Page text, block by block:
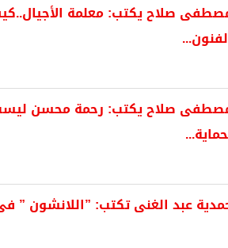
صلاح يكتب: معلمة
صلاح يكتب: رحمة محسن ليست
عبد الغنى تكتب: ”اللانشون ”